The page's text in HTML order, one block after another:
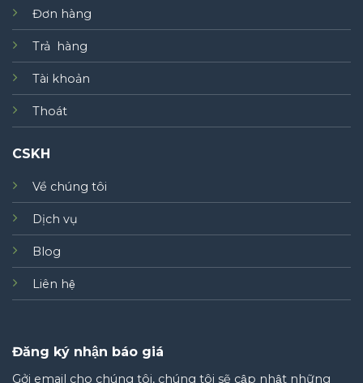
Đơn hàng
Trả hàng
Tài khoản
Thoát
CSKH
Về chúng tôi
Dịch vụ
Blog
Liên hệ
Đăng ký nhận báo giá
Gởi email cho chúng tôi, chúng tôi sẽ cập nhật những